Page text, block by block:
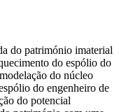
do património imaterial
do espólio do
do núcleo
do engenheiro de
do potencial